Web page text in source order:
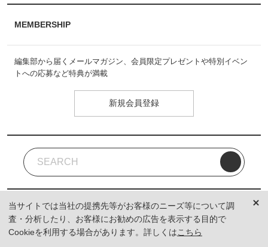
MEMBERSHIP
編集部から届くメールマガジン、会員限定プレゼントや特別イベン
トへの応募など特典が満載
新規会員登録
当サイトでは当社の提携先等がお客様のニーズ等について調
査・分析したり、お客様にお勧めの広告を表示する目的で
Cookieを利用する場合があります。詳しくはこちら